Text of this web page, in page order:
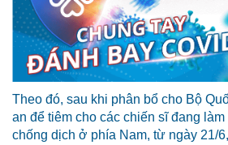
Theo đó, sau khi phân bổ cho Bộ
an để tiêm cho các chiến sĩ đang
chống dịch ở phía Nam, từ ngày 21/